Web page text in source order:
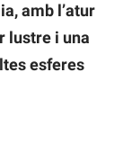
amb l’atur
lustre i una
esferes